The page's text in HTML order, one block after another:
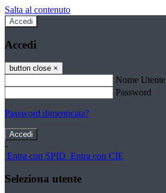
Salta al contenuto
Accedi
Accedi
button close ×
Nome Utente
Password
Password dimenticata?
-
Entra con SPID Entra con CIE
Seleziona utente